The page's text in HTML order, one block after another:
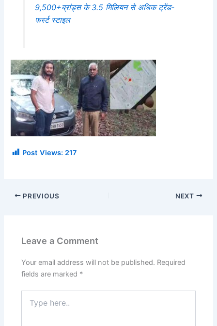
9,500+ब्रांड्स के 3.5 मिलियन से अधिक ट्रेंड-
फर्स्ट स्टाइल
Post Views: 217
PREVIOUS NEXT
Leave a Comment
Your email address will not be published. Required
fields are marked *
here..